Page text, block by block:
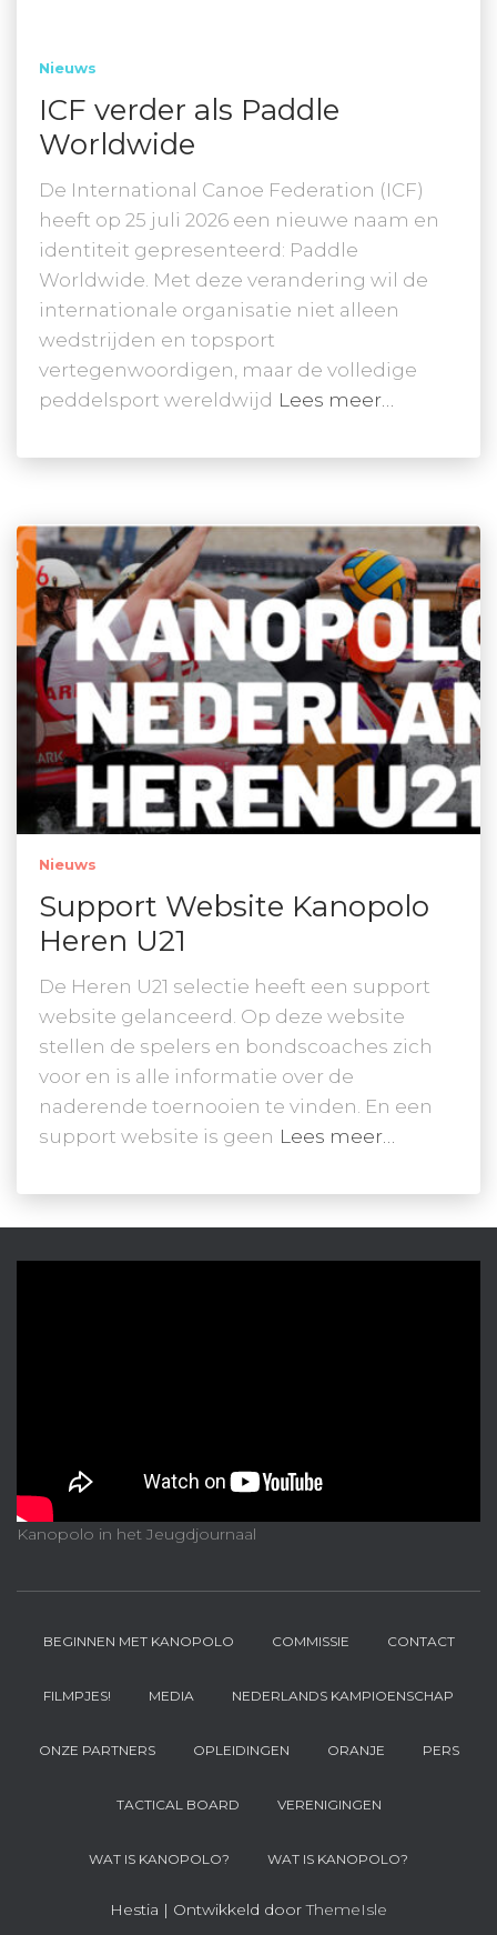
Nieuws
ICF verder als Paddle
Worldwide
De International Canoe Federation (ICF)
heeft op 25 juli 2026 een nieuwe naam en
identiteit gepresenteerd: Paddle
Worldwide. Met deze verandering wil de
internationale organisatie niet alleen
wedstrijden en topsport
vertegenwoordigen, maar de volledige
peddelsport wereldwijd Lees meer…
Nieuws
Support Website Kanopolo
Heren U21
De Heren U21 selectie heeft een support
website gelanceerd. Op deze website
stellen de spelers en bondscoaches zich
voor en is alle informatie over de
naderende toernooien te vinden. En een
support website is geen Lees meer…
Kanopolo in het Jeugdjournaal
BEGINNEN MET KANOPOLO COMMISSIE CONTACT
FILMPJES! MEDIA NEDERLANDS KAMPIOENSCHAP
ONZE PARTNERS OPLEIDINGEN ORANJE PERS
TACTICAL BOARD VERENIGINGEN
WAT IS KANOPOLO? WAT IS KANOPOLO?
Hestia | Ontwikkeld doorThemeIsle